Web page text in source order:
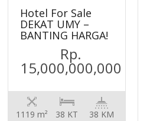
Hotel For Sale
DEKAT UMY –
BANTING HARGA!
Rp.
15,000,000,000
1119 m² 38 KT 38 KM